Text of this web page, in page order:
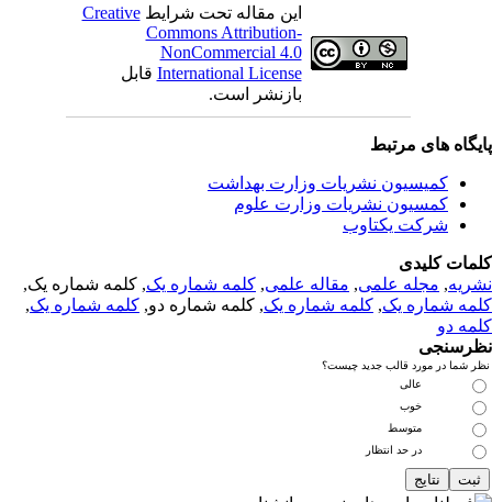
این مقاله تحت شرایطCreative
Commons Attribution-
NonCommercial 4.0
International Licenseقابل
بازنشر است.
های مرتبط
کمیسیون نشریات وزارت بهداشت
کمسیون نشریات وزارت علوم
شرکت یکتاوب
کلیدی
,مجله علمی, مقاله علمی, کلمه شماره یک, کلمه شماره یک,
شماره یک,کلمه شماره یک, کلمه شماره دو,کلمه شماره یک,
دو
شما در مورد قالب جدید چیست؟
عالی
خوب
متوسط
در حد انتظار